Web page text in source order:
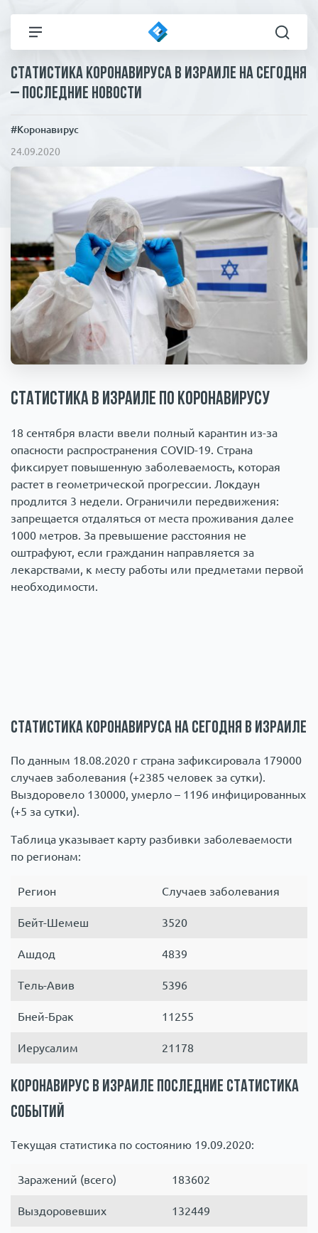
Все новости
Экономика
Общество
Коронавирус
Происшествия
Технологии
Пресса
Статьи
ЧП И КРИМИНАЛ
Статистика коронавируса в Израиле на сегодня
– последние новости
#Коронавирус
24.09.2020
Статистика в Израиле по коронавирусу
18 сентября власти ввели полный карантин из-за
опасности распространения COVID-19. Страна
фиксирует повышенную заболеваемость, которая
растет в геометрической прогрессии. Локдаун
продлится 3 недели. Ограничили передвижения:
запрещается отдаляться от места проживания далее
1000 метров. За превышение расстояния не
оштрафуют, если гражданин направляется за
лекарствами, к месту работы или предметами первой
необходимости.
Статистика коронавируса на сегодня в Израиле
По данным 18.08.2020 г страна зафиксировала 179000
случаев заболевания (+2385 человек за сутки).
Выздоровело 130000, умерло – 1196 инфицированных
(+5 за сутки).
Таблица указывает карту разбивки заболеваемости
по регионам:
Регион Случаев заболевания
Бейт-Шемеш 3520
Ашдод 4839
Тель-Авив 5396
Бней-Брак 11255
Иерусалим 21178
Коронавирус в Израиле последние статистика
событий
Текущая статистика по состоянию 19.09.2020:
Заражений (всего) 183602
Выздоровевших 132449